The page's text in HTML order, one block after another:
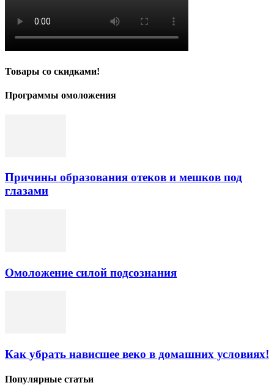
Товары со скидками!
Программы омоложения
Причины образования отеков и мешков под
глазами
Омоложение силой подсознания
Как убрать нависшее веко в домашних условиях!
Популярные статьи